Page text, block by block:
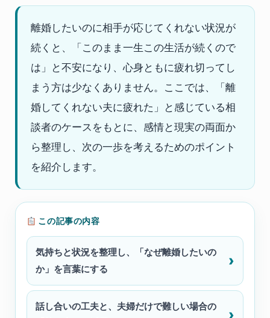
離婚したいのに相手が応じてくれない状況が
続くと、「このまま一生この生活が続くので
は」と不安になり、心身ともに疲れ切ってし
まう方は少なくありません。ここでは、「離
婚してくれない夫に疲れた」と感じている相
談者のケースをもとに、感情と現実の両面か
ら整理し、次の一歩を考えるためのポイント
を紹介します。
この記事の内容
気持ちと状況を整理し、「なぜ離婚したいの
か」を言葉にする
話し合いの工夫と、夫婦だけで難しい場合の